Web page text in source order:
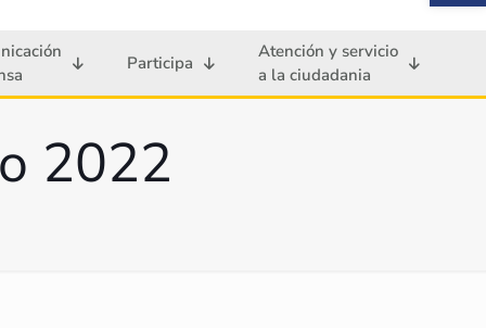
Participa
Atención y servicio
a la ciudadania
2022